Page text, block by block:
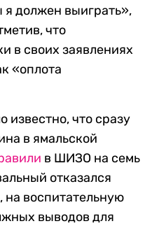
я должен выиграть»,
что
в своих заявлениях
«оплота
известно, что сразу
в ямальской
в ШИЗО на семь
отказался
на воспитательную
выводов для